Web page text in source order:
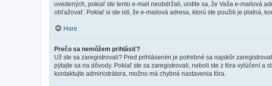
uvedených, pokiaľ ste tento e-mail neobdržali, uistite sa, že Vaša e-mailová
obťažovať. Pokiaľ si ste istí, že e-mailová adresa, ktorú ste použili je platná,
Hore
Prečo sa nemôžem prihlásiť?
Už ste sa zaregistrovali? Pred prihlásením je potrebné sa najskôr
pýtajte sa na dôvody. Pokiaľ ste sa zaregistrovali, neboli ste z fóra vylúčení
kontaktujte administrátora, možno má chybné nastavenia fóra.